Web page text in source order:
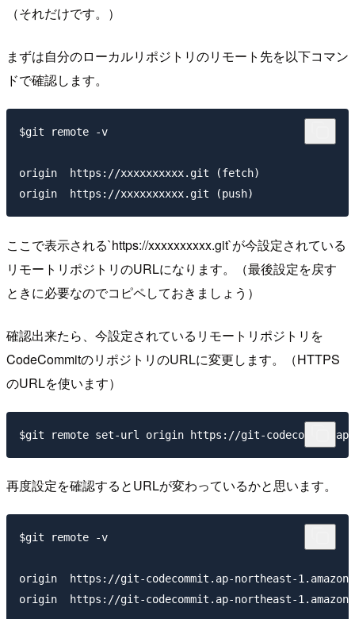
（それだけです。）
まずは自分のローカルリポジトリのリモート先を以下コマン
ドで確認します。
$git remote -v
origin  https://xxxxxxxxxx.git (fetch)
ここで表示される`https://xxxxxxxxxx.git`が今設定されている
リモートリポジトリのURLになります。（最後設定を戻す
ときに必要なのでコピペしておきましょう）
確認出来たら、今設定されているリモートリポジトリを
CodeCommitのリポジトリのURLに変更します。（HTTPS
のURLを使います）
再度設定を確認するとURLが変わっているかと思います。
$git remote -v
origin  https://git-codecommit.ap-northeast-